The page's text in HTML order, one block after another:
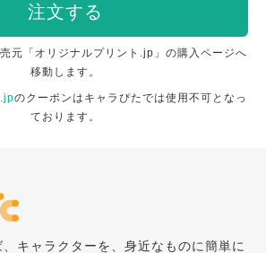
注文する
元「オリジナルプリント.jp」の購入ページへ
移動します。
のクーポンはキャラぴたでは使用不可となっ
ております。
キャラクターを、身近なものに簡単に